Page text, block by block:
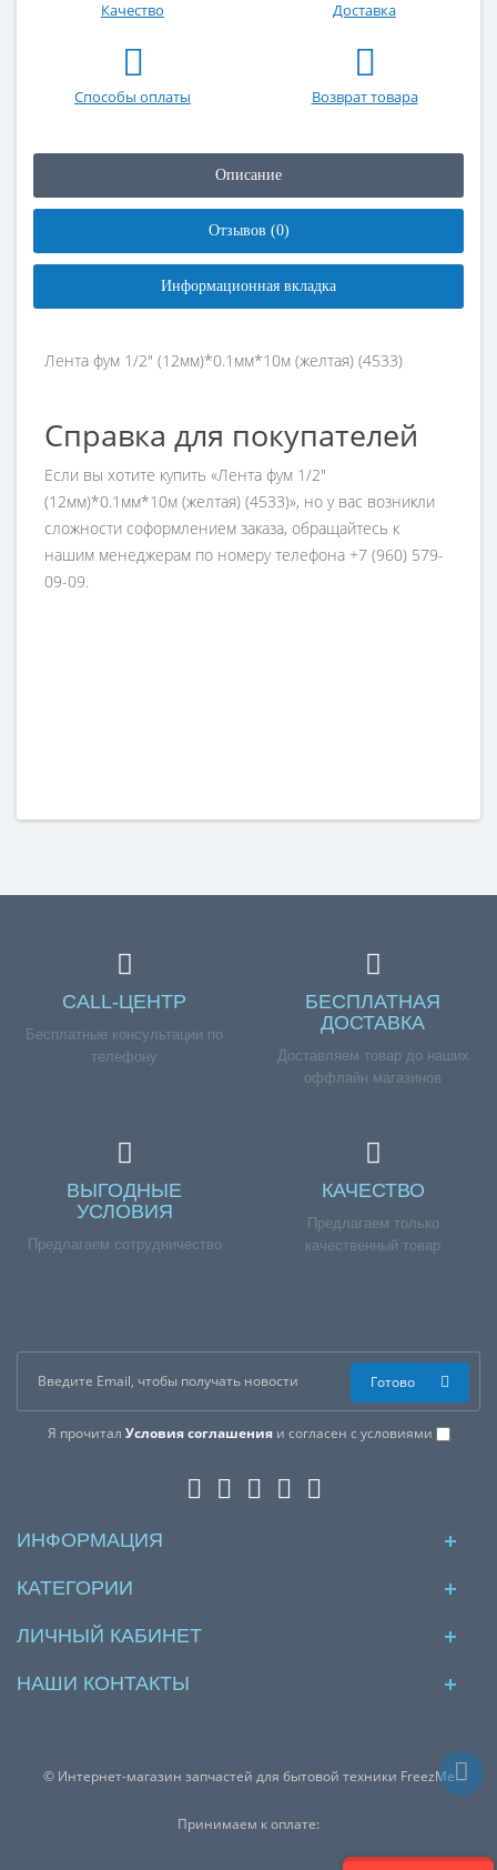
Качество Доставка
Способы оплаты Возврат товара
Описание
Отзывов (0)
Информационная вкладка
Лента фум 1/2" (12мм)*0.1мм*10м (желтая) (4533)
Справка для покупателей
Если вы хотите купить «Лента фум 1/2"
(12мм)*0.1мм*10м (желтая) (4533)», но у вас возникли
сложности соформлением заказа, обращайтесь к
нашим менеджерам по номеру телефона +7 (960) 579-
09-09.
CALL-ЦЕНТР
Бесплатные консультации по
телефону
БЕСПЛАТНАЯ
ДОСТАВКА
Доставляем товар до наших
оффлайн магазинов
ВЫГОДНЫЕ
УСЛОВИЯ
Предлагаем сотрудничество
КАЧЕСТВО
Предлагаем только
качественный товар
Я прочитал Условия соглашенияи согласен с условиями
Готово
ИНФОРМАЦИЯ
КАТЕГОРИИ
ЛИЧНЫЙ КАБИНЕТ
НАШИ КОНТАКТЫ
© Интернет-магазин запчастей для бытовой техники FreezMe
Принимаем к оплате: